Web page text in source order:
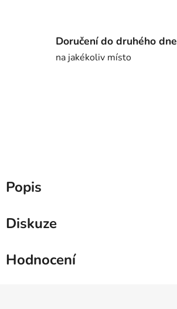
Doručení do druhého dne
na jakékoliv místo
Popis
Diskuze
Hodnocení